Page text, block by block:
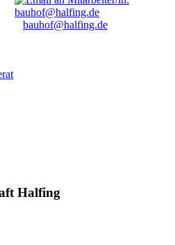
bauhof@halfing.de
Halfing